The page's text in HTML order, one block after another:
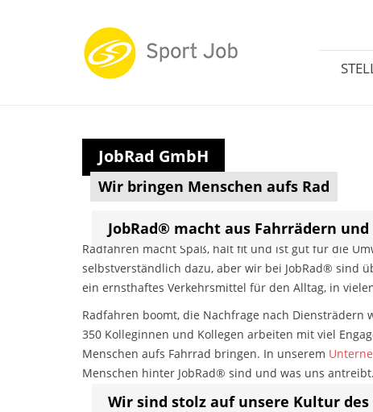
JobRad GmbH
Wir bringen Menschen aufs Rad
JobRad® macht aus Fahrrädern
Radfahren macht Spaß, hält fit und ist gut für die
selbstverständlich dazu, aber wir bei JobRad® sind
ein ernsthaftes Verkehrsmittel für den Alltag, in
Radfahren boomt, die Nachfrage nach Diensträdern
350 Kolleginnen und Kollegen arbeiten mit viel
Menschen aufs Fahrrad bringen. In unserem
Menschen hinter JobRad® sind und was uns antreibt.
Wir sind stolz auf unsere Kultur